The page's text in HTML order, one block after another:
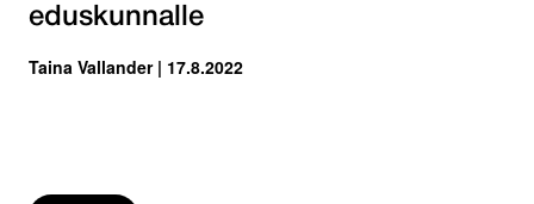
eduskunnalle
Taina Vallander | 17.8.2022